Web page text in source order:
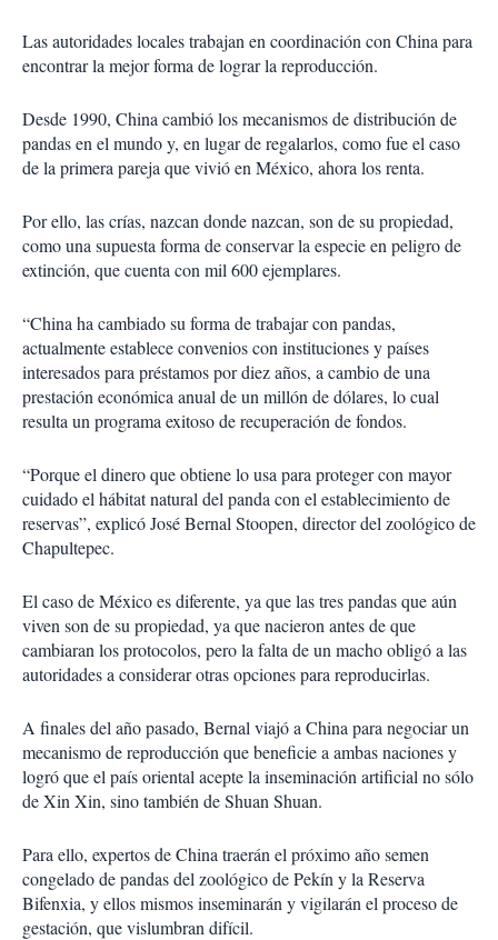
Las autoridades locales trabajan en coordinación con China para
encontrar la mejor forma de lograr la reproducción.
Desde 1990, China cambió los mecanismos de distribución de
pandas en el mundo y, en lugar de regalarlos, como fue el caso
de la primera pareja que vivió en México, ahora los renta.
Por ello, las crías, nazcan donde nazcan, son de su propiedad,
como una supuesta forma de conservar la especie en peligro de
extinción, que cuenta con mil 600 ejemplares.
“China ha cambiado su forma de trabajar con pandas,
actualmente establece convenios con instituciones y países
interesados para préstamos por diez años, a cambio de una
prestación económica anual de un millón de dólares, lo cual
resulta un programa exitoso de recuperación de fondos.
“Porque el dinero que obtiene lo usa para proteger con mayor
cuidado el hábitat natural del panda con el establecimiento de
reservas”, explicó José Bernal Stoopen, director del zoológico de
Chapultepec.
El caso de México es diferente, ya que las tres pandas que aún
viven son de su propiedad, ya que nacieron antes de que
cambiaran los protocolos, pero la falta de un macho obligó a las
autoridades a considerar otras opciones para reproducirlas.
A finales del año pasado, Bernal viajó a China para negociar un
mecanismo de reproducción que beneficie a ambas naciones y
logró que el país oriental acepte la inseminación artificial no sólo
de Xin Xin, sino también de Shuan Shuan.
Para ello, expertos de China traerán el próximo año semen
congelado de pandas del zoológico de Pekín y la Reserva
Bifenxia, y ellos mismos inseminarán y vigilarán el proceso de
gestación, que vislumbran difícil.